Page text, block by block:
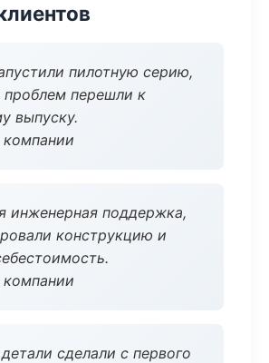
пилотную серию,
проблем перешли к
выпуску.
инженерная поддержка,
конструкцию и
сделали с первого